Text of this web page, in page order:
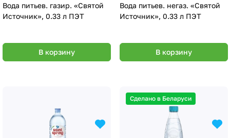
Вода питьев. газир. «Святой
Источник», 0.33 л ПЭТ
В корзину
Вода питьев. негаз. «Святой
Источник», 0.33 л ПЭТ
В корзину
Сделано в Беларуси